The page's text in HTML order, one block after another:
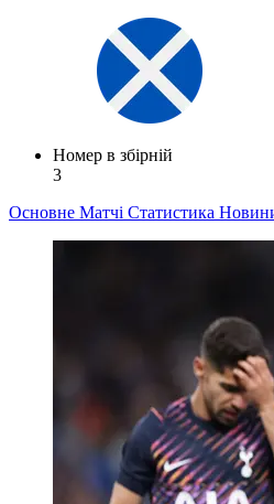
Номер в збірній
3
Основне Матчі Статистика